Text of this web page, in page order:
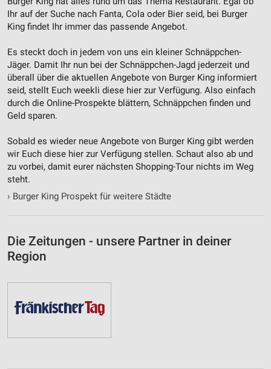
Ihr auf der Suche nach Fanta, Cola oder Bier seid, bei Burger
King findet Ihr immer das passende Angebot.
Es steckt doch in jedem von uns ein kleiner Schnäppchen-
Jäger. Damit Ihr nun bei der Schnäppchen-Jagd jederzeit und
überall über die aktuellen Angebote von Burger King informiert
seid, stellt Euch weekli diese hier zur Verfügung. Also einfach
durch die Online-Prospekte blättern, Schnäppchen finden und
Geld sparen.
Sobald es wieder neue Angebote von Burger King gibt werden
wir Euch diese hier zur Verfügung stellen. Schaut also ab und
zu vorbei, damit eurer nächsten Shopping-Tour nichts im Weg
steht.
› Burger King Prospekt für weitere Städte
Die Zeitungen - unsere Partner in deiner
Region